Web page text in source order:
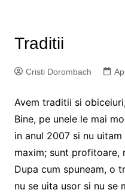
Traditii
Cristi Dorombach
Avem traditii si
Bine, pe unele le mai
in anul 2007 si nu
maxim; sunt profitoare,
Dupa cum spuneam, o
nu se uita usor si nu se